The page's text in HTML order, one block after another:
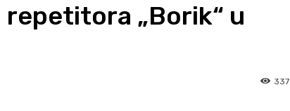
repetitora „Borik“ u
337